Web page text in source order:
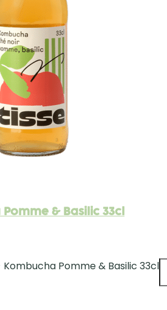
& Basilic 33cl
Pomme & Basilic 33cl